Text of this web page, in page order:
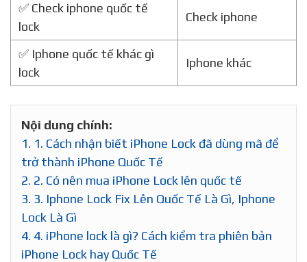
✅ Check iphone quốc tế
lock
Check iphone
✅ Iphone quốc tế khác gì
lock
Iphone khác
Nội dung chính:
1. 1. Cách nhận biết iPhone Lock đã dùng mã để
trở thành iPhone Quốc Tế
2. 2. Có nên mua iPhone Lock lên quốc tế
3. 3. Iphone Lock Fix Lên Quốc Tế Là Gì, Iphone
Lock Là Gì
4. 4. iPhone lock là gì? Cách kiểm tra phiên bản
iPhone Lock hay Quốc Tế